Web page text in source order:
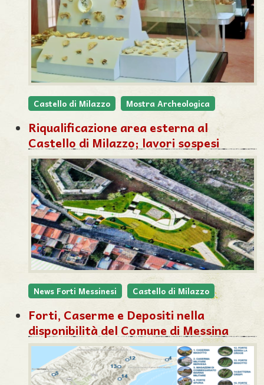
Castello di Milazzo Mostra Archeologica
Riqualificazione area esterna al
Castello di Milazzo; lavori sospesi
News Forti Messinesi Castello di Milazzo
Forti, Caserme e Depositi nella
disponibilità del Comune di Messina